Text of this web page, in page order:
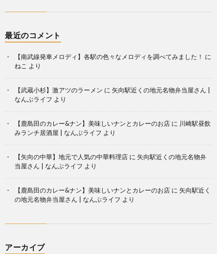
最近のコメント
【南武線発車メロディ】各駅の色々なメロディを調べてみました！ に
ねこ より
【武蔵小杉】激アツのラーメン に 矢向駅近くの地元名物弁当屋さん |
なんぶライフ より
【鹿島田のカレー&ナン】美味しいナンとカレーのお店 に 川崎駅昼飲
みランチ居酒屋 | なんぶライフ より
【矢向の中華】地元で人気の中華料理店 に 矢向駅近くの地元名物弁
当屋さん | なんぶライフ より
【鹿島田のカレー&ナン】美味しいナンとカレーのお店 に 矢向駅近く
の地元名物弁当屋さん | なんぶライフ より
アーカイブ